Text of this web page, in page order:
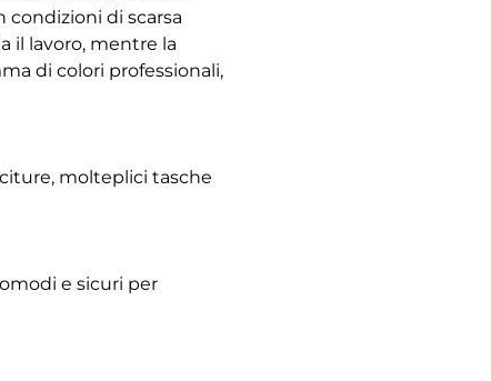
di scarsa
il lavoro, mentre la
di colori professionali,
molteplici tasche
e sicuri per